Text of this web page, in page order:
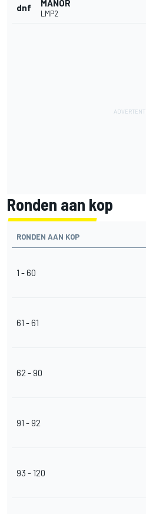
dnf MANOR
LMP2
Ronden aan kop
RONDEN AAN KOP
1 - 60
61 - 61
62 - 90
91 - 92
93 - 120